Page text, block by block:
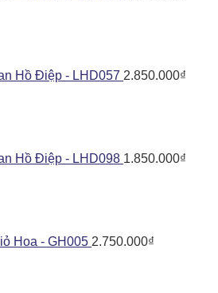
Hồ Điệp - LHD057 2.850.000₫
Hồ Điệp - LHD098 1.850.000₫
Hoa - GH005 2.750.000₫